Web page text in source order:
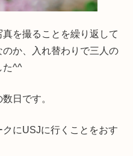
を撮ることを繰り返して
か、入れ替わりで三人の
た^^
日です。
にUSJに行くことをおす